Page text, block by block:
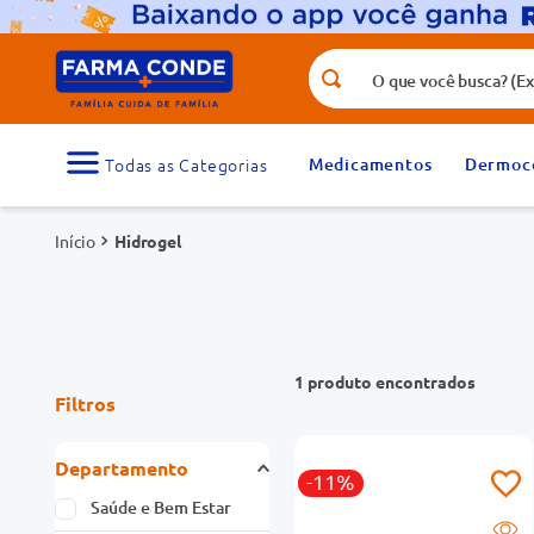
O que você busca? (Ex.: vitamina,
Medicamentos
Hidrogel
Filtros
Departamento
Saúde e Bem Estar
1 produto
-11%
Termos mais buscados
1
medicamento